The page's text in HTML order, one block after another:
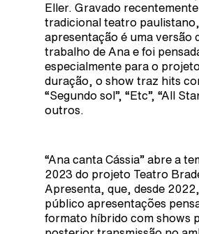
Eller. Gravado
tradicional teatro
apresentação é uma versão
trabalho de Ana e foi
especialmente para o
duração, o show traz hits
“Segundo sol”, “Etc”, “All
outros.
“Ana canta Cássia” abre a
2023 do projeto Teatro
Apresenta, que, desde
público apresentações
formato híbrido com shows